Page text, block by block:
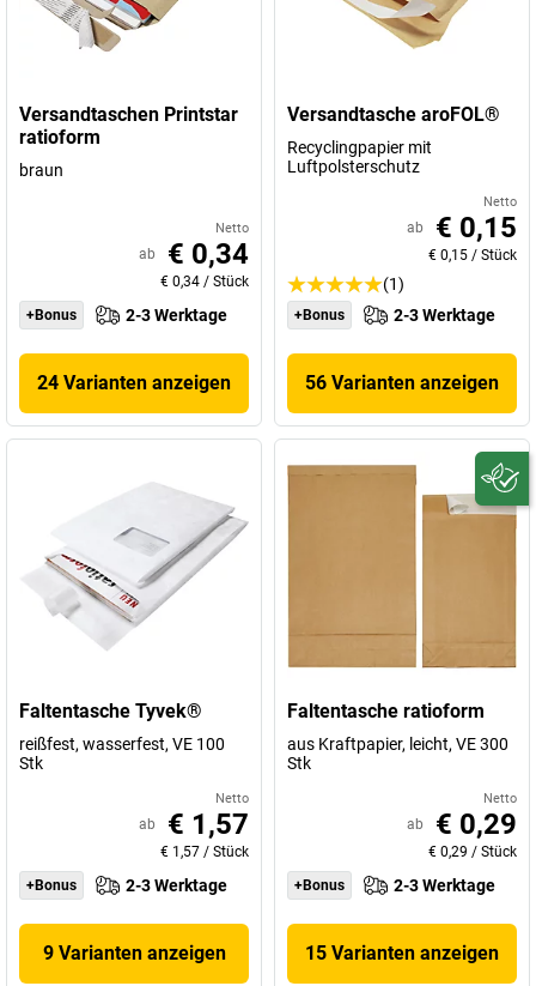
Versandtaschen Printstar
ratioform
braun
Netto
ab € 0,34
€ 0,34 / Stück
+Bonus
2-3 Werktage
24 Varianten anzeigen
Versandtasche aroFOL®
Recyclingpapier mit
Luftpolsterschutz
Netto
ab € 0,15
€ 0,15 / Stück
(1)
+Bonus 2-3 Werktage
56 Varianten anzeigen
Faltentasche Tyvek®
reißfest, wasserfest, VE 100
Stk
Netto
ab € 1,57
€ 1,57 / Stück
+Bonus
2-3 Werktage
9 Varianten anzeigen
Faltentasche ratioform
aus Kraftpapier, leicht, VE 300
Stk
Netto
ab € 0,29
€ 0,29 / Stück
+Bonus
2-3 Werktage
15 Varianten anzeigen